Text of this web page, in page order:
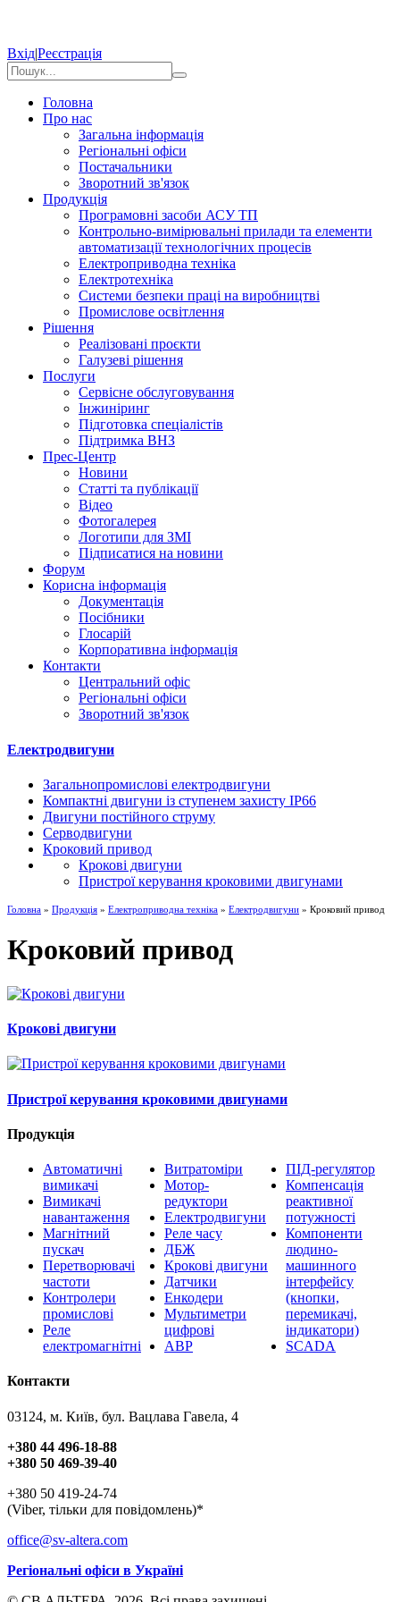
Вхід|Реєстрація
Головна
Про нас
Загальна інформація
Регіональні офіси
Постачальники
Зворотний зв'язок
Продукція
Програмовні засоби АСУ ТП
Контрольно-вимірювальні прилади та елементи
автоматизації технологічних процесів
Електроприводна техніка
Електротехніка
Системи безпеки праці на виробництві
Промислове освітлення
Рішення
Реалізовані проєкти
Галузеві рішення
Послуги
Сервісне обслуговування
Інжиніринг
Підготовка спеціалістів
Підтримка ВНЗ
Прес-Центр
Новини
Статті та публікації
Відео
Фотогалерея
Логотипи для ЗМІ
Підписатися на новини
Форум
Корисна інформація
Документація
Посібники
Глосарій
Корпоративна інформація
Контакти
Центральний офіс
Регіональні офіси
Зворотний зв'язок
Електродвигуни
Загальнопромислові електродвигуни
Компактні двигуни із ступенем захисту IP66
Двигуни постійного струму
Серводвигуни
Кроковий привод
Крокові двигуни
Пристрої керування кроковими двигунами
Головна » Продукція » Електроприводна техніка » Електродвигуни » Кроковий привод
Кроковий привод
Крокові двигуни
Пристрої керування кроковими двигунами
Продукція
Автоматичні
вимикачі
Вимикачі
навантаження
Магнітний
пускач
Перетворювачі
частоти
Контролери
промислові
Реле
електромагнітні
Витратоміри
Мотор-
редуктори
Електродвигуни
Реле часу
ДБЖ
Крокові двигуни
Датчики
Енкодери
Мультиметри
цифрові
АВР
ПІД-регулятор
Компенсація
реактивної
потужності
Компоненти
людино-
машинного
інтерфейсу
(кнопки,
перемикачі,
індикатори)
SCADA
Контакти
03124, м. Київ, бул. Вацлава Гавела, 4
+380 44 496-18-88
+380 50 469-39-40
+380 50 419-24-74
(Viber, тільки для повідомлень)*
office@sv-altera.com
Регіональні офіси в Україні